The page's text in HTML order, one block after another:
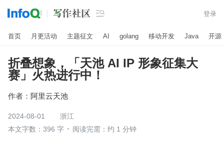
 登录
首页 月更活动 主题征文 AI golang 移动开发 Java 开源
折叠想象，「天池 AI IP 形象征集大
赛」火热进行中！
作者： 阿里云天池
2024-08-01
浙江
本文字数：396 字
阅读完需：约 1 分钟